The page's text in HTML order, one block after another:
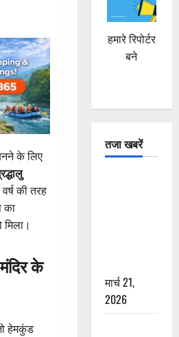
के लिए
की तरह
का
के
हेमकुंड
हमारे रिपोर्टर
बने
तजा खबरें
मार्च 21,
2026